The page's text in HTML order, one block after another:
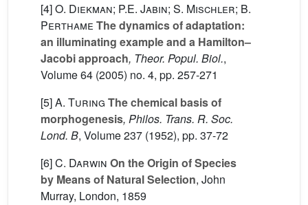
[4]O. Diekman; P.E. Jabin; S. Mischler; B.
Perthame The dynamics of adaptation:
an illuminating example and a Hamilton–
Jacobi approach, Theor. Popul. Biol.,
Volume 64 (2005) no. 4, pp. 257-271
[5]A. Turing The chemical basis of
morphogenesis, Philos. Trans. R. Soc.
Lond. B, Volume 237 (1952), pp. 37-72
[6]C. Darwin On the Origin of Species
by Means of Natural Selection, John
Murray, London, 1859